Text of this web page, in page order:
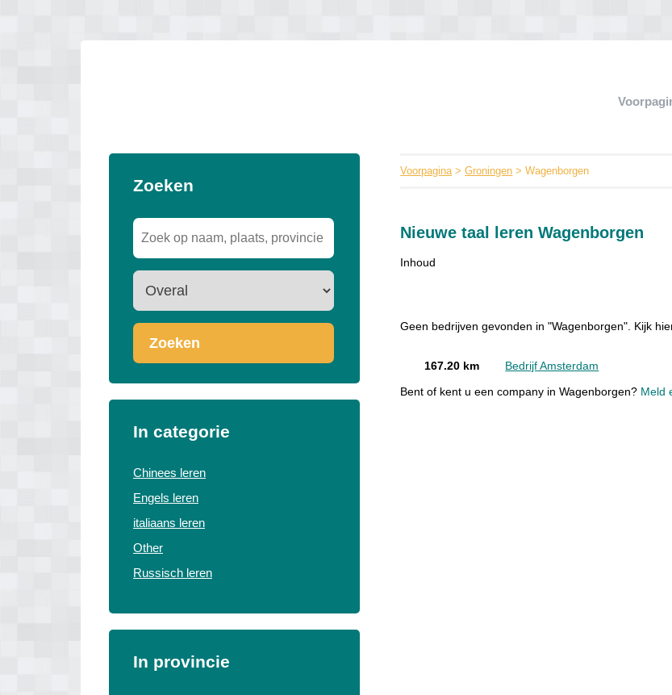
Zoeken
Zoeken
In categorie
Chinees leren
Engels leren
italiaans leren
Other
Russisch leren
In provincie
Voorpagina>Groningen > Wagenborgen
Nieuwe taal leren Wagenborgen
Inhoud
Geen bedrijven gevonden in "Wagenborgen". Kijk
167.20 km Bedrijf Amsterdam
Bent of kent u een company in Wagenborgen? Meld